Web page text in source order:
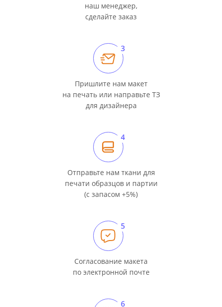
наш менеджер,
сделайте заказ
Пришлите нам макет
на печать или направьте ТЗ
для дизайнера
Отправьте нам ткани для
печати образцов и партии
(с запасом +5%)
Согласование макета
по электронной почте